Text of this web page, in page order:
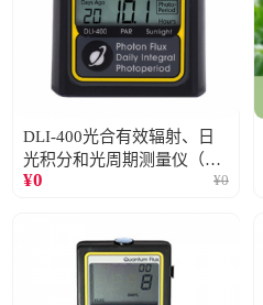
DLI-400光合有效辐射、日
光积分和光周期测量仪（仅
阳光）
¥0 ¥0